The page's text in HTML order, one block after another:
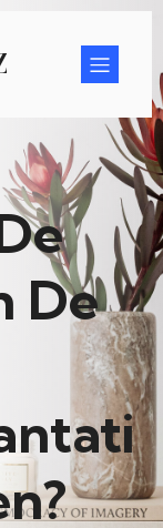
De